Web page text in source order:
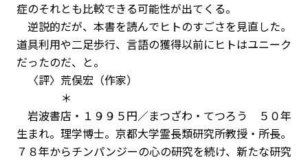
症のそれとも比較できる可能性が出てくる。
逆説的だが、本書を読んでヒトのすごさを見直した。
道具利用や二足歩行、言語の獲得以前にヒトはユニーク
だったのだ、と。
〈評〉荒俣宏（作家）
＊
岩波書店・１９９５円／まつざわ・てつろう ５０年
生まれ。理学博士。京都大学霊長類研究所教授・所長。
７８年からチンパンジーの心の研究を続け、新たな研究